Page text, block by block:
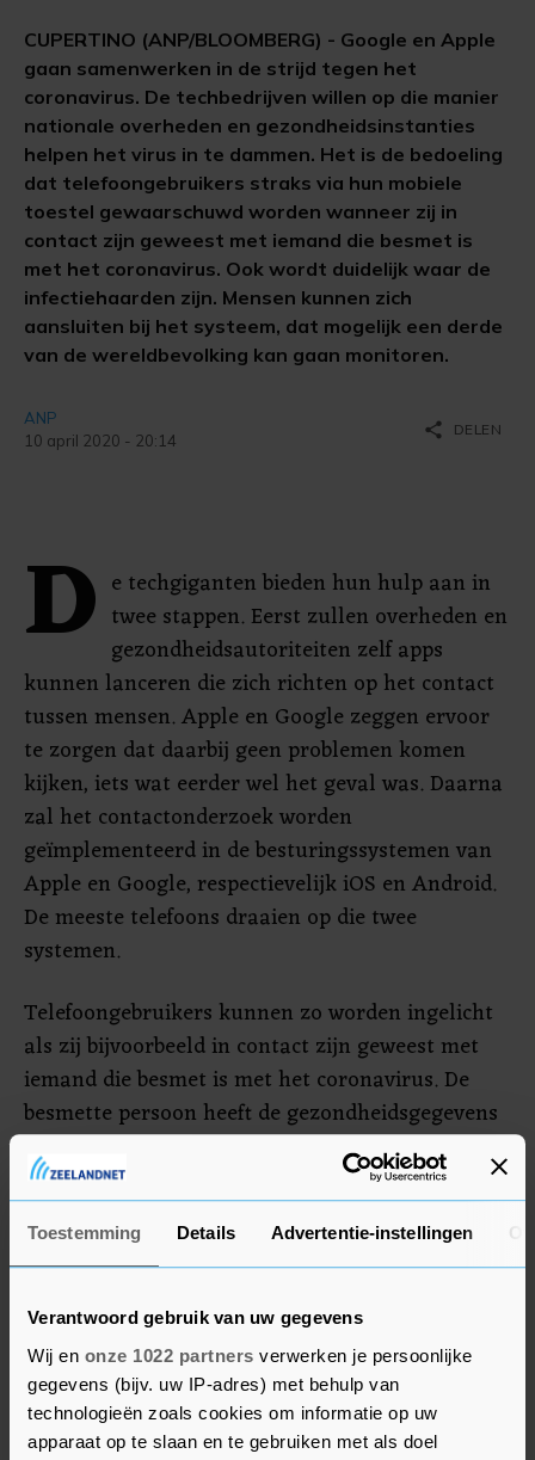
Toestemming Details Advertentie-instellingen
Verantwoord gebruik van uw gegevens
Wij en onze 1022 partners verwerken je persoonlijke
gegevens (bijv. uw IP-adres) met behulp van
technologieën zoals cookies om informatie op uw
apparaat op te slaan en te gebruiken met als doel
CUPERTINO (ANP/BLOOMBERG) - Google en Apple
gaan samenwerken in de strijd tegen het
coronavirus. De techbedrijven willen op die manier
nationale overheden en gezondheidsinstanties
helpen het virus in te dammen. Het is de bedoeling
dat telefoongebruikers straks via hun mobiele
toestel gewaarschuwd worden wanneer zij in
contact zijn geweest met iemand die besmet is
met het coronavirus. Ook wordt duidelijk waar de
infectiehaarden zijn. Mensen kunnen zich
aansluiten bij het systeem, dat mogelijk een derde
van de wereldbevolking kan gaan monitoren.
ANP
10 april 2020 - 20:14
share DELEN
D e techgiganten bieden hun hulp aan in
twee stappen. Eerst zullen overheden en
gezondheidsautoriteiten zelf apps
kunnen lanceren die zich richten op het contact
tussen mensen. Apple en Google zeggen ervoor
te zorgen dat daarbij geen problemen komen
kijken, iets wat eerder wel het geval was. Daarna
zal het contactonderzoek worden
geïmplementeerd in de besturingssystemen van
Apple en Google, respectievelijk iOS en Android.
De meeste telefoons draaien op die twee
systemen.
Telefoongebruikers kunnen zo worden ingelicht
als zij bijvoorbeeld in contact zijn geweest met
iemand die besmet is met het coronavirus. De
besmette persoon heeft de gezondheidsgegevens
dan al ingevuld in een app. Vanuit die app krijgen
anderen via hun telefoon te horen of zij
bijvoorbeeld in quarantaine moeten, aangezien
er contact is geweest met de zieke persoon.
Google en Apple benadrukken dat de privacy van
de mensen niet wordt geschonden. Zo is het de
bedoeling dat zo weinig mogelijk informatie op
servers van de overheid terechtkomt.